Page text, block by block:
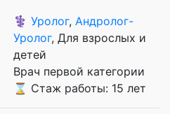
⚕️ Уролог, Андролог-
Уролог, Для взрослых и
детей
Врач первой категории
⌛ Стаж работы: 15 лет